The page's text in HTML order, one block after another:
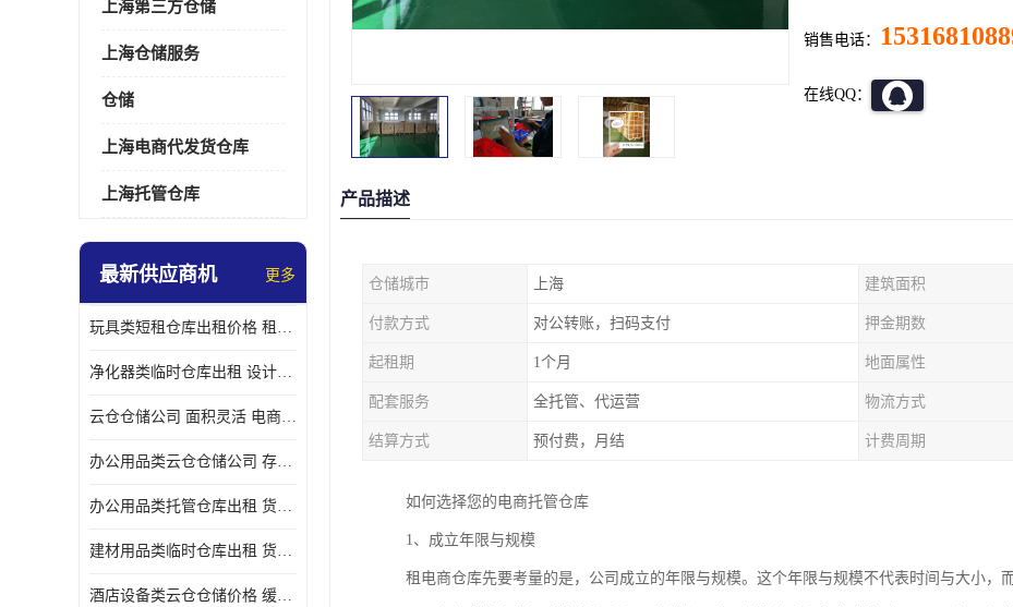
上海第三方仓储
上海仓储服务
仓储
上海电商代发货仓库
上海托管仓库
最新供应商机 更多
玩具类短租仓库出租价格 租期灵活 智能电商配套
净化器类临时仓库出租 设计简单 电商仓储物流战略合作
云仓仓储公司 面积灵活 电商仓储物流战略合作
办公用品类云仓仓储公司 存货周转很快 电商仓储物流战略整合
办公用品类托管仓库出租 货物装卸方便 电商仓储物流战略合作
建材用品类临时仓库出租 货物装卸方便 仓储供应链配套
酒店设备类云仓仓储价格 缓解企业储存压力 智能电商配套
销售电话：
在线QQ：
产品描述
仓储城市 上海 建筑面积
付款方式 对公转账，扫码支付 押金期数
起租期 1个月 地面属性
配套服务 全托管、代运营 物流方式
结算方式 预付费，月结 计费周期
如何选择您的电商托管仓库
1、成立年限与规模
租电商仓库先要考量的是，公司成立的年限与规模。这个年限与规模不代表时间与大小，